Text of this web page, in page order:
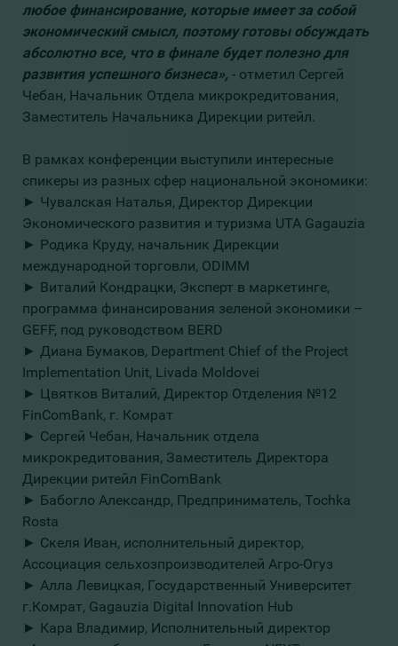
любое финансирование, которые имеет за собой
экономический смысл, поэтому готовы обсуждать
абсолютно все, что в финале будет полезно для
развития успешного бизнеса», - отметил Сергей
Чебан, Начальник Отдела микрокредитования,
Заместитель Начальника Дирекции ритейл.
В рамках конференции выступили интересные
спикеры из разных сфер национальной экономики:
► Чувалская Наталья, Директор Дирекции
Экономического развития и туризма UTA Gagauzia
► Родика Круду, начальник Дирекции
международной торговли, ODIMM
► Виталий Кондрацки, Эксперт в маркетинге,
программа финансирования зеленой экономики –
GEFF, под руководством BERD
► Диана Бумаков, Department Chief of the Project
Implementation Unit, Livada Moldovei
► Цвятков Виталий, Директор Отделения №12
FinComBank, г. Комрат
► Сергей Чебан, Начальник отдела
микрокредитования, Заместитель Директора
Дирекции ритейл FinComBank
► Бабогло Александр, Предприниматель, Tochka
Rosta
► Скеля Иван, исполнительный директор,
Ассоциация сельхозпроизводителей Агро-Огуз
► Алла Левицкая, Государственный Университет
г.Комрат, Gagauzia Digital Innovation Hub
► Кара Владимир, Исполнительный директор